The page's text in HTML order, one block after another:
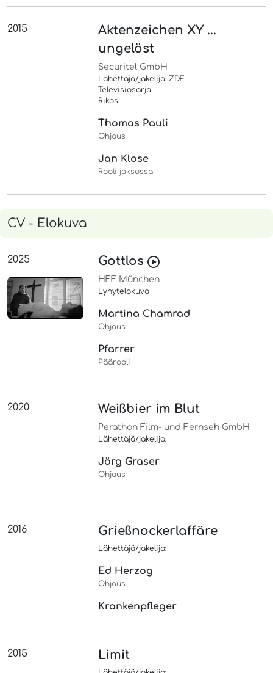
2015
Aktenzeichen XY ...
ungelöst
Securitel GmbH
Lähettäjä/jakelija: ZDF
Televisiosarja
Rikos
Thomas Pauli
Ohjaus
Jan Klose
Rooli jaksossa
CV - Elokuva
2025 Gottlos
HFF München
Lyhytelokuva
Martina Chamrad
Ohjaus
Pfarrer
Päärooli
2020 Weißbier im Blut
Perathon Film- und Fernseh GmbH
Lähettäjä/jakelija:
Jörg Graser
Ohjaus
2016 Grießnockerlaffäre
Lähettäjä/jakelija:
Ed Herzog
Ohjaus
Krankenpfleger
2015 Limit